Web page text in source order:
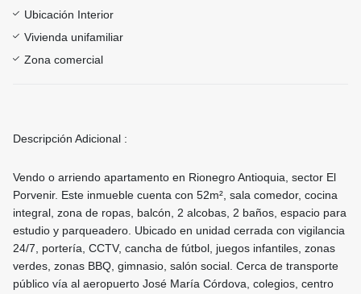
Ubicación Interior
Vivienda unifamiliar
Zona comercial
Descripción Adicional :
Vendo o arriendo apartamento en Rionegro Antioquia, sector El
Porvenir. Este inmueble cuenta con 52m², sala comedor, cocina
integral, zona de ropas, balcón, 2 alcobas, 2 baños, espacio para
estudio y parqueadero. Ubicado en unidad cerrada con vigilancia
24/7, portería, CCTV, cancha de fútbol, juegos infantiles, zonas
verdes, zonas BBQ, gimnasio, salón social. Cerca de transporte
público vía al aeropuerto José María Córdova, colegios, centro